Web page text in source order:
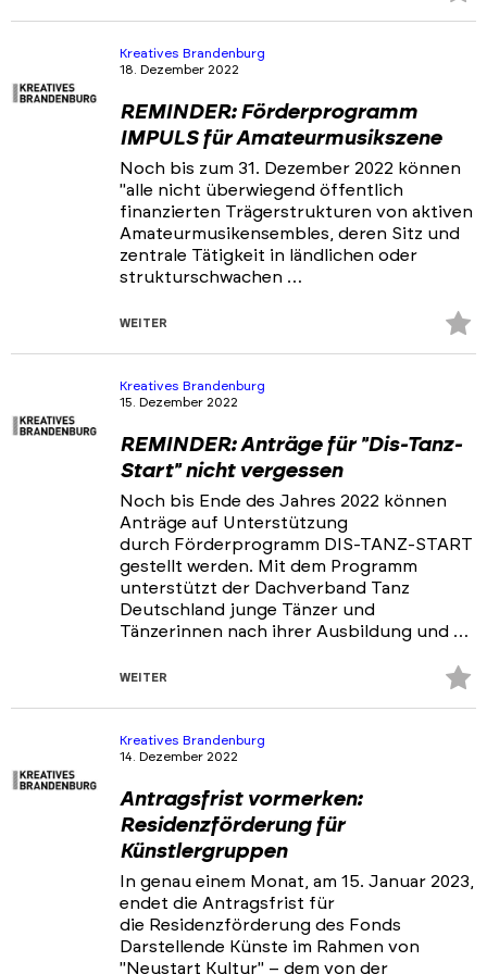
Kreatives Brandenburg
18. Dezember 2022
REMINDER: Förderprogramm
IMPULS für Amateurmusikszene
Noch bis zum 31. Dezember 2022 können
"alle nicht überwiegend öffentlich
finanzierten Trägerstrukturen von aktiven
Amateurmusikensembles, deren Sitz und
zentrale Tätigkeit in ländlichen oder
strukturschwachen …
WEITER
Kreatives Brandenburg
15. Dezember 2022
REMINDER: Anträge für "Dis-Tanz-
Start" nicht vergessen
Noch bis Ende des Jahres 2022 können
Anträge auf Unterstützung
durch Förderprogramm DIS-TANZ-START
gestellt werden. Mit dem Programm
unterstützt der Dachverband Tanz
Deutschland junge Tänzer und
Tänzerinnen nach ihrer Ausbildung und …
WEITER
Kreatives Brandenburg
14. Dezember 2022
Antragsfrist vormerken:
Residenzförderung für
Künstlergruppen
In genau einem Monat, am 15. Januar 2023,
endet die Antragsfrist für
die Residenzförderung des Fonds
Darstellende Künste im Rahmen von
"Neustart Kultur" – dem von der